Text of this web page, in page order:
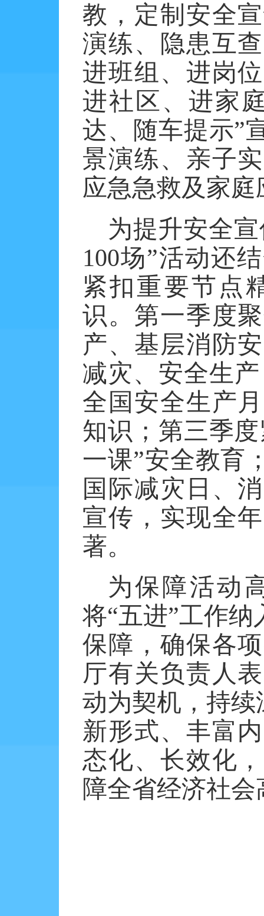
教，定制安全
演练、隐患互
进班组、进岗
进社区、进家
达、随车提示”
景演练、亲子
应急急救及家
为提升安全
100场”活动还
紧扣重要节点
识。第一季度
产、基层消防
减灾、安全生
全国安全生产
知识；第三季
一课”安全教育
国际减灾日、
宣传，实现全
著。
为保障活动
将“五进”工作
保障，确保各
厅有关负责人
动为契机，持续
新形式、丰富
态化、长效化
障全省经济社